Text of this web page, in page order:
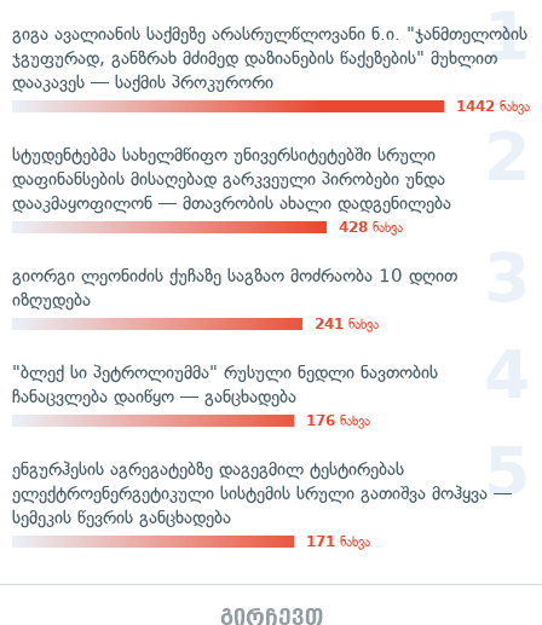
გიგა ავალიანის საქმეზე არასრულწლოვანი ნ.ი. "ჯანმთელობის
ჯგუფურად, განზრახ მძიმედ დაზიანების წაქეზების" მუხლით
დააკავეს — საქმის პროკურორი
1442 ნახვა
სტუდენტებმა სახელმწიფო უნივერსიტეტებში სრული
დაფინანსების მისაღებად გარკვეული პირობები უნდა
დააკმაყოფილონ — მთავრობის ახალი დადგენილება
428 ნახვა
გიორგი ლეონიძის ქუჩაზე საგზაო მოძრაობა 10 დღით
იზღუდება
241 ნახვა
"ბლექ სი პეტროლიუმმა" რუსული ნედლი ნავთობის
ჩანაცვლება დაიწყო — განცხადება
176 ნახვა
ენგურჰესის აგრეგატებზე დაგეგმილ ტესტირებას
ელექტროენერგეტიკული სისტემის სრული გათიშვა მოჰყვა —
სემეკის წევრის განცხადება
171 ნახვა
გირჩევთ